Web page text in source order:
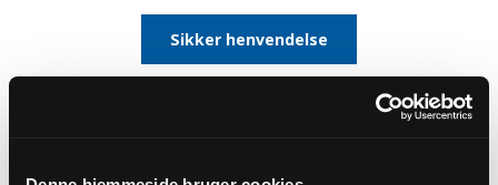
Sikker henvendelse